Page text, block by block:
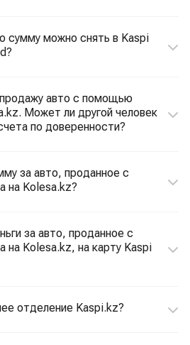
сумму можно снять в Kaspi
продажу авто с помощью
Может ли другой человек
по доверенности?
за авто, проданное с
на Kolesa.kz?
за авто, проданное с
Kolesa.kz, на карту Kaspi
отделение Kaspi.kz?